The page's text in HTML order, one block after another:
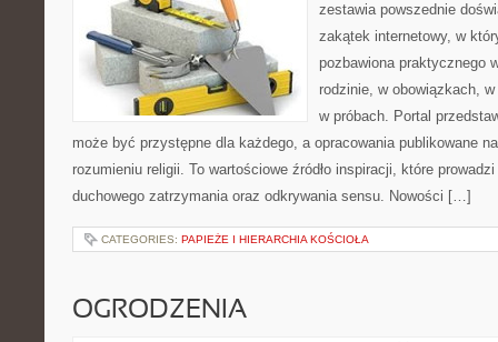
zestawia powszednie
zakątek internetowy, w
pozbawiona praktycznego
rodzinie, w obowiązkach,
w próbach. Portal
może być przystępne dla każdego, a opracowania publikowane
rozumieniu religii. To wartościowe źródło inspiracji, które prowadzi
duchowego zatrzymania oraz odkrywania sensu. Nowości […]
CATEGORIES: PAPIEŻE I HIERARCHIA KOŚCIOŁA
OGRODZENIA